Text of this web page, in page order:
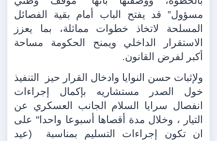
مسؤول” قد يفتح الباب أمام بقية الفصائل
المسلحة لاتخاذ خطوات مماثلة، بما يعزز
الاستقرار الداخلي ويمنح الحكومة مساحة
أكبر لفرض القانون.
ولإثبات حسن النوايا وادخال القرار حيز
التنفيذ
خول الصدر مستشاريه بإكمال إجراءات
انفصال سرايا السلام الجانب العسكري عن
التيار ، وخلال مدة أقصاها أسبوعا واحدا" على
ان تكون إجراءات التسليم بمناسبة
(عيد